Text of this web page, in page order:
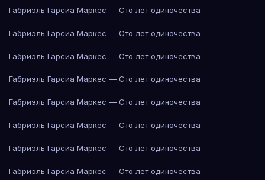
Габриэль Гарсиа Маркес — Сто лет одиночества
Габриэль Гарсиа Маркес — Сто лет одиночества
Габриэль Гарсиа Маркес — Сто лет одиночества
Габриэль Гарсиа Маркес — Сто лет одиночества
Габриэль Гарсиа Маркес — Сто лет одиночества
Габриэль Гарсиа Маркес — Сто лет одиночества
Габриэль Гарсиа Маркес — Сто лет одиночества
Габриэль Гарсиа Маркес — Сто лет одиночества